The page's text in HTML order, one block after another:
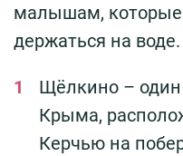
малышам, которые
держаться на воде.
Щёлкино – один
Крыма,
Керчью на